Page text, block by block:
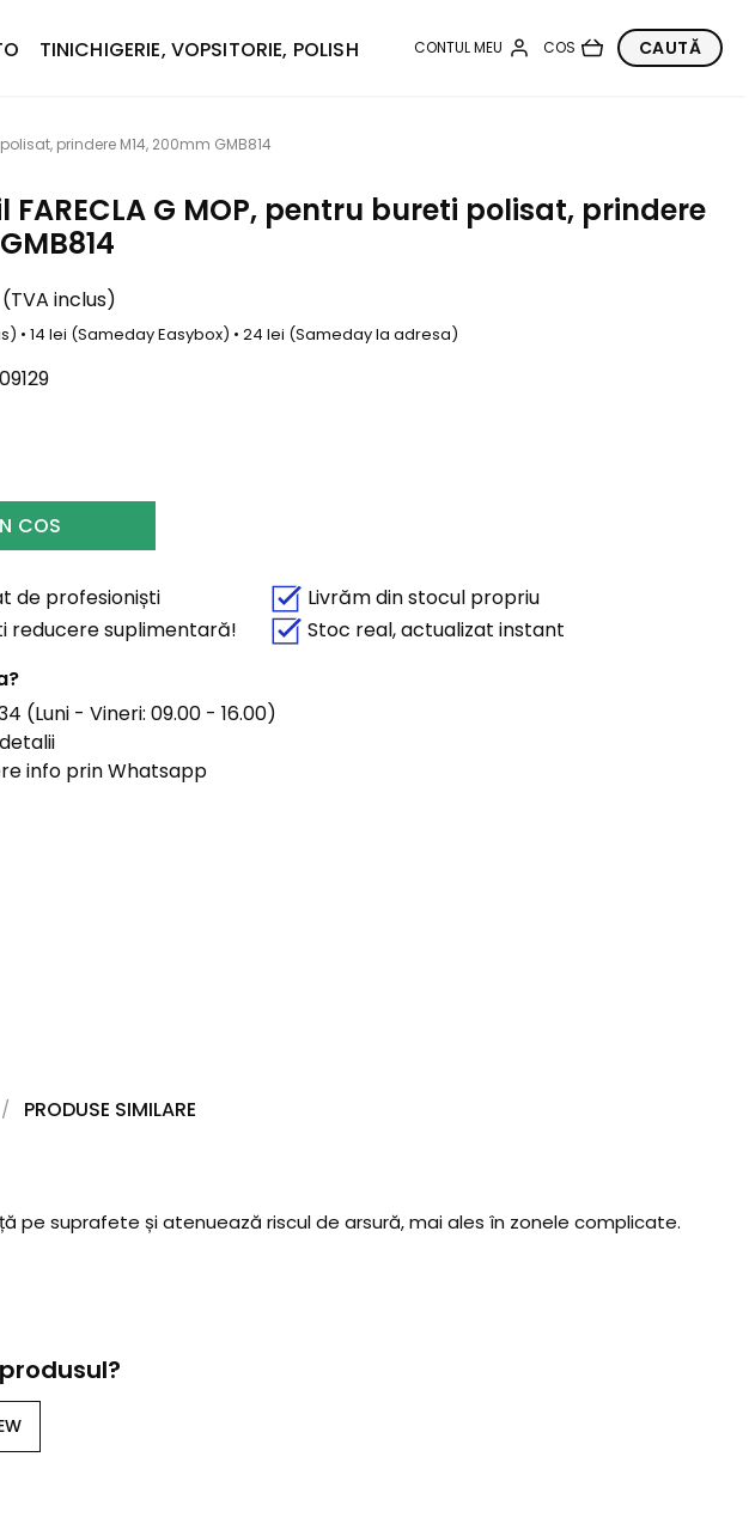
TINICHIGERIE, VOPSITORIE, POLISH
prindere M14, 200mm GMB814
FARECLA G MOP, pentru bureti polisat, prindere
(TVA inclus)
• 14 lei (Sameday Easybox) • 24 lei (Sameday la adresa)
COS
de profesioniști
Livrăm din stocul propriu
reducere suplimentară!
Stoc real, actualizat instant
(Luni - Vineri: 09.00 - 16.00)
info prin Whatsapp
PRODUSE SIMILARE
suprafete și atenuează riscul de arsură, mai ales în zonele complicate.